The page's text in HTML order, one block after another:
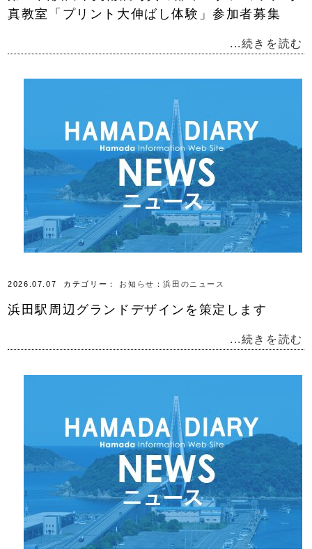
真教室「プリント大伸ばし体験」参加者募集
...続きを読む
2026.07.07 カテゴリー： お知らせ ：浜田のニュース
浜田駅周辺グランドデザインを策定します
...続きを読む